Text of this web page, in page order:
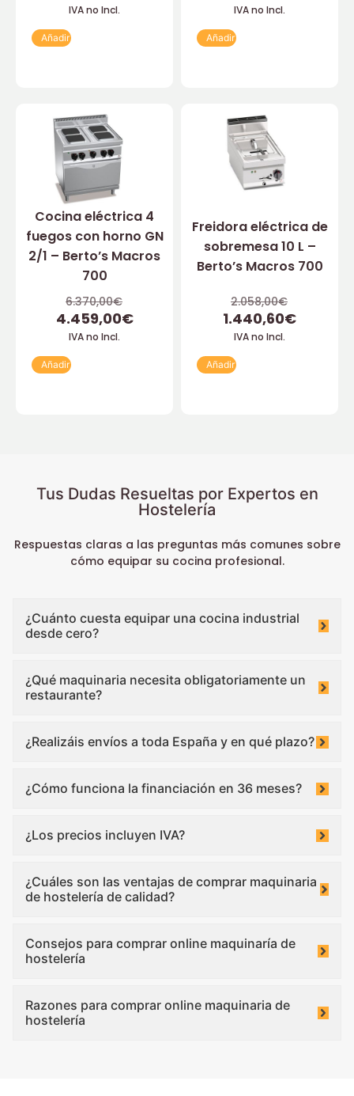
IVA no Incl.
Añadir
IVA no Incl.
Añadir
Cocina eléctrica 4
fuegos con horno GN
2/1 – Berto’s Macros
700
6.370,00€
4.459,00€
IVA no Incl.
Añadir
Freidora eléctrica de
sobremesa 10 L –
Berto’s Macros 700
2.058,00€
1.440,60€
IVA no Incl.
Añadir
Tus Dudas Resueltas por Expertos en
Hostelería
Respuestas claras a las preguntas más comunes sobre
cómo equipar su cocina profesional.
¿Cuánto cuesta equipar una cocina industrial
desde cero?
¿Qué maquinaria necesita obligatoriamente un
restaurante?
¿Realizáis envíos a toda España y en qué plazo?
¿Cómo funciona la financiación en 36 meses?
¿Los precios incluyen IVA?
¿Cuáles son las ventajas de comprar maquinaria
de hostelería de calidad?
Consejos para comprar online maquinaría de
hostelería
Razones para comprar online maquinaria de
hostelería